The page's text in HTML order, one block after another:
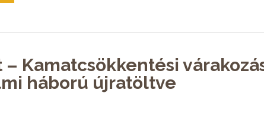
Kamatcsökkentési
háború újratöltve